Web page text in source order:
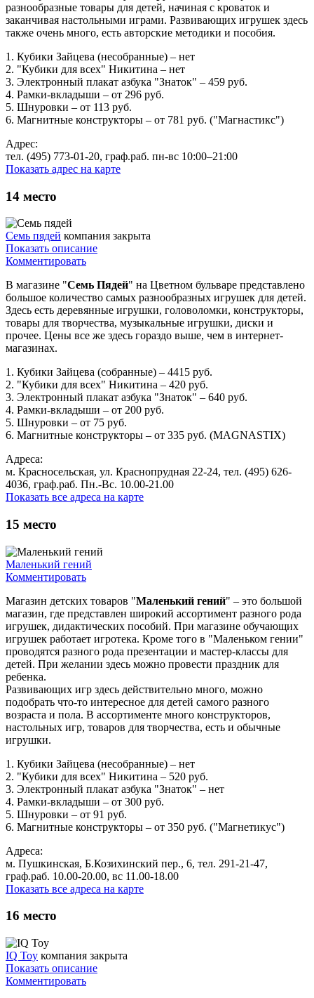
разнообразные товары для детей, начиная с кроваток и
заканчивая настольными играми. Развивающих игрушек здесь
также очень много, есть авторские методики и пособия.
1. Кубики Зайцева (несобранные) – нет
2. "Кубики для всех" Никитина – нет
3. Электронный плакат азбука "Знаток" – 459 руб.
4. Рамки-вкладыши – от 296 руб.
5. Шнуровки – от 113 руб.
6. Магнитные конструкторы – от 781 руб. ("Магнастикс")
Адрес:
тел. (495) 773-01-20, граф.раб. пн-вс 10:00–21:00
Показать адрес на карте
14 место
Семь пядей компания закрыта
Показать описание
Комментировать
В магазине "Семь Пядей" на Цветном бульваре представлено
большое количество самых разнообразных игрушек для детей.
Здесь есть деревянные игрушки, головоломки, конструкторы,
товары для творчества, музыкальные игрушки, диски и
прочее. Цены все же здесь гораздо выше, чем в интернет-
магазинах.
1. Кубики Зайцева (собранные) – 4415 руб.
2. "Кубики для всех" Никитина – 420 руб.
3. Электронный плакат азбука "Знаток" – 640 руб.
4. Рамки-вкладыши – от 200 руб.
5. Шнуровки – от 75 руб.
6. Магнитные конструкторы – от 335 руб. (MAGNASTIX)
Адреса:
м. Красносельская, ул. Краснопрудная 22-24, тел. (495) 626-
4036, граф.раб. Пн.-Вс. 10.00-21.00
Показать все адреса на карте
15 место
Маленький гений
Комментировать
Магазин детских товаров "Маленький гений" – это большой
магазин, где представлен широкий ассортимент разного рода
игрушек, дидактических пособий. При магазине обучающих
игрушек работает игротека. Кроме того в "Маленьком гении"
проводятся разного рода презентации и мастер-классы для
детей. При желании здесь можно провести праздник для
ребенка.
Развивающих игр здесь действительно много, можно
подобрать что-то интересное для детей самого разного
возраста и пола. В ассортименте много конструкторов,
настольных игр, товаров для творчества, есть и обычные
игрушки.
1. Кубики Зайцева (несобранные) – нет
2. "Кубики для всех" Никитина – 520 руб.
3. Электронный плакат азбука "Знаток" – нет
4. Рамки-вкладыши – от 300 руб.
5. Шнуровки – от 91 руб.
6. Магнитные конструкторы – от 350 руб. ("Магнетикус")
Адреса:
м. Пушкинская, Б.Козихинский пер., 6, тел. 291-21-47,
граф.раб. 10.00-20.00, вс 11.00-18.00
Показать все адреса на карте
16 место
IQ Toy компания закрыта
Показать описание
Комментировать